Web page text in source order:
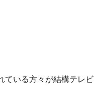
ている方々が結構テレビ